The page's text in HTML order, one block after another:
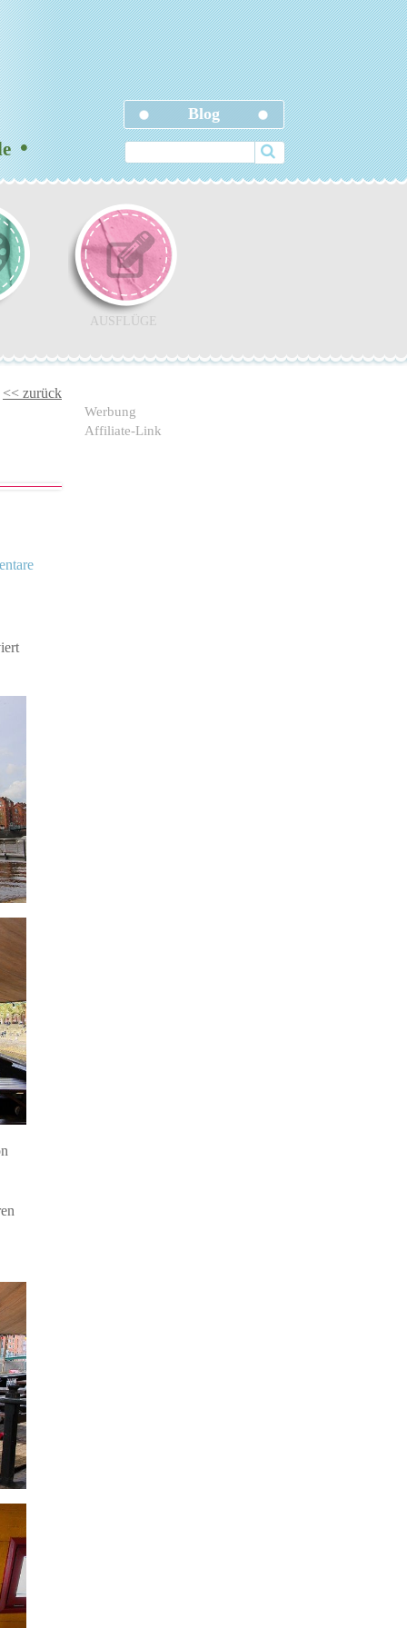
Blog
•
AUSFLÜGE
<< zurück
Werbung
Affiliate-Link